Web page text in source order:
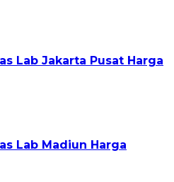
Lab Jakarta Pusat Harga
Lab Madiun Harga